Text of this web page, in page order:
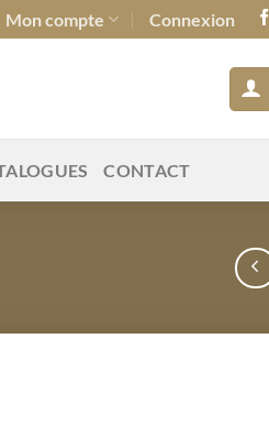
Mon compte Connexion
CONTACT